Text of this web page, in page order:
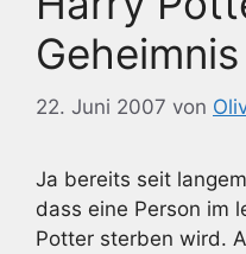
22. Juni 2007 von
Ja bereits seit
dass eine Person im
Potter sterben wird.